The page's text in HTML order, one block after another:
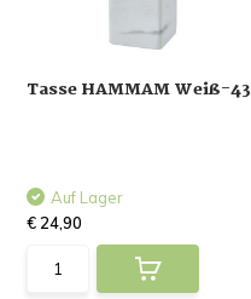
Tasse HAMMAM Weiß-43
Auf Lager
€ 24,90